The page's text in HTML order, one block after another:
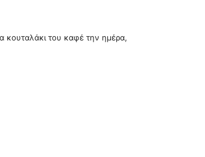
του καφέ την ημέρα,